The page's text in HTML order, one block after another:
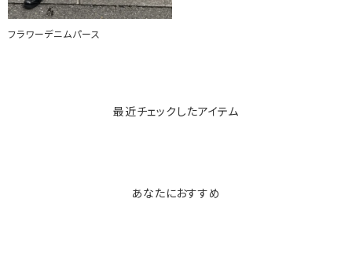
フラワーデニムパース
最近チェックしたアイテム
あなたにおすすめ